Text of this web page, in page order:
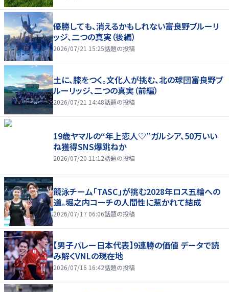
優勝しても、消えるかもしれない――富良野ブルーリ
ッジ、二つの真実（後編）
2026/07/21 15:25話題の投稿
土に、膝をつく。文化人が挑む、北の球団――富良野ブ
ルーリッジ、二つの真実（前編）
2026/07/21 14:48話題の投稿
19歳ヤマルの“年上恋人♡”ガルシア、50万いい
ね獲得SNS爆跳ねか
2026/07/20 11:12話題の投稿
競泳チーム「TASC」が挑む2028年ロス五輪への
道。堀之内コーチの人間性に惹かれて結成
2026/07/17 06:06話題の投稿
【男子バレー日本代表】9連勝の価値 データで読
み解くVNLの現在地
2026/07/16 16:42話題の投稿